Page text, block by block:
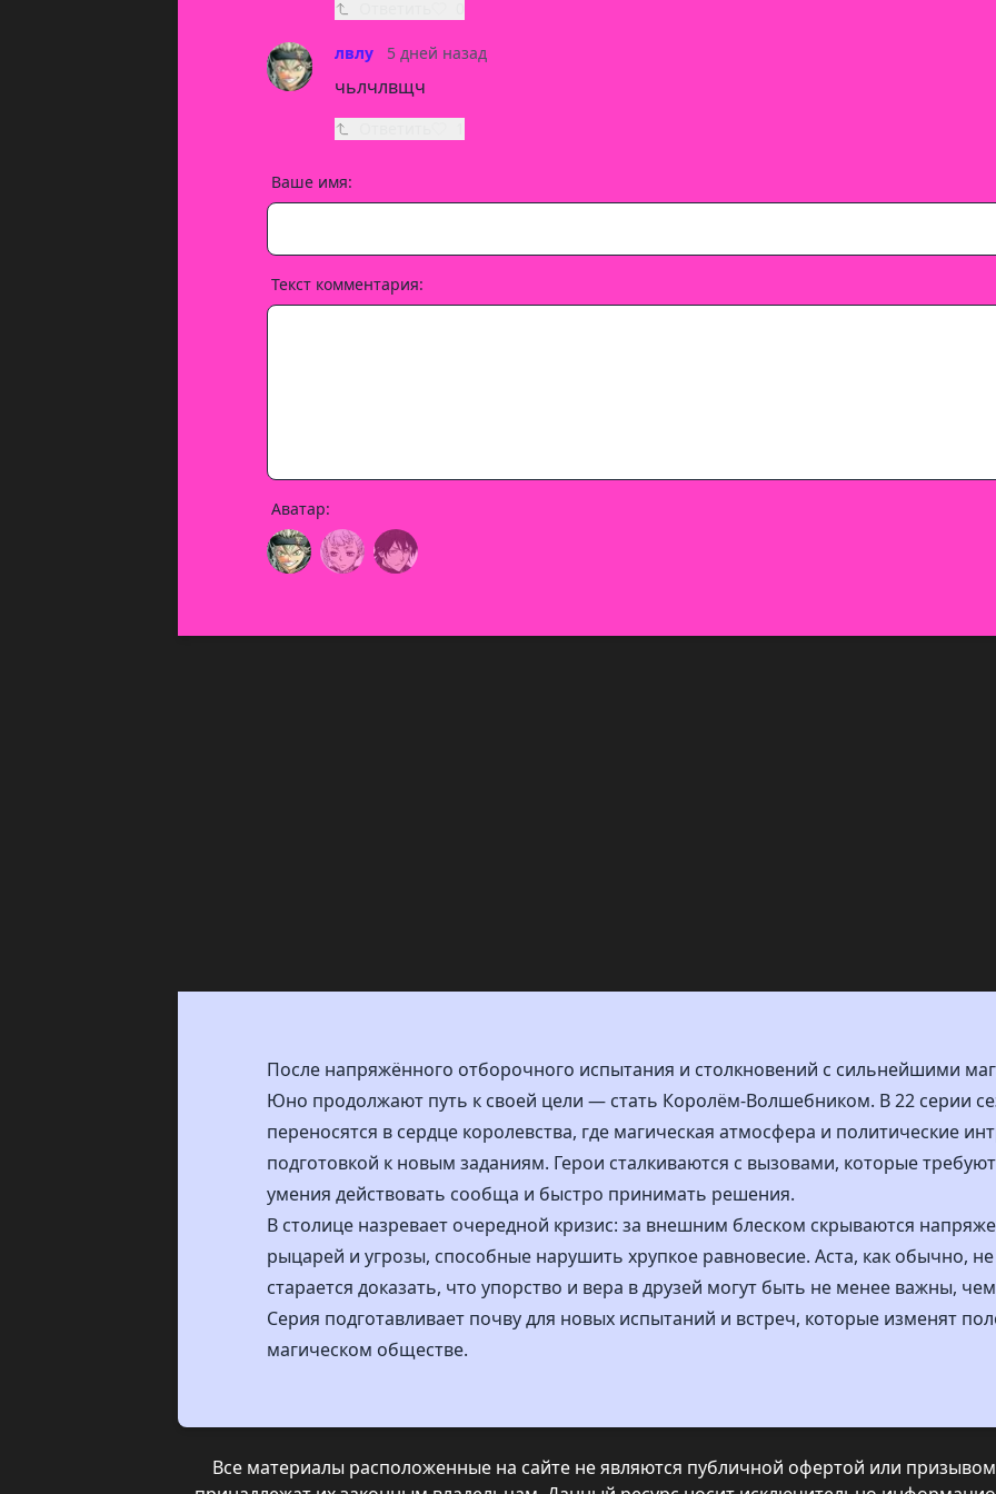
лвлу 5 дней назад
чьлчлвщч
Ваше имя:
Текст комментария:
Аватар:
После напряжённого отборочного испытания и столкновений с сильнейшими
Юно продолжают путь к своей цели — стать Королём-Волшебником. В 22 серии
переносятся в сердце королевства, где магическая атмосфера и политические
подготовкой к новым заданиям. Герои сталкиваются с вызовами, которые
умения действовать сообща и быстро принимать решения.
В столице назревает очередной кризис: за внешним блеском скрываются
рыцарей и угрозы, способные нарушить хрупкое равновесие. Аста, как обычно, не
старается доказать, что упорство и вера в друзей могут быть не менее важны,
Серия подготавливает почву для новых испытаний и встреч, которые изменят
магическом обществе.
Все материалы расположенные на сайте не являются публичной офертой или